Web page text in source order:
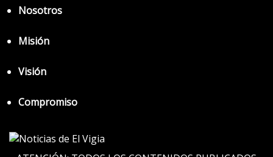
Nosotros
Misión
Visión
Compromiso